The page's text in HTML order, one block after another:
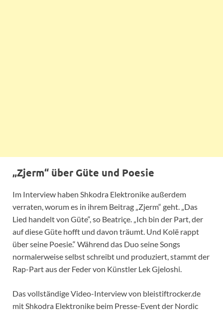
„Zjerm“ über Güte und Poesie
Im Interview haben Shkodra Elektronike außerdem
verraten, worum es in ihrem Beitrag „Zjerm“ geht. „Das
Lied handelt von Güte“, so Beatriçe. „Ich bin der Part, der
auf diese Güte hofft und davon träumt. Und Kolë rappt
über seine Poesie.“ Während das Duo seine Songs
normalerweise selbst schreibt und produziert, stammt der
Rap-Part aus der Feder von Künstler Lek Gjeloshi.
Das vollständige Video-Interview von bleistiftrocker.de
mit Shkodra Elektronike beim Presse-Event der Nordic